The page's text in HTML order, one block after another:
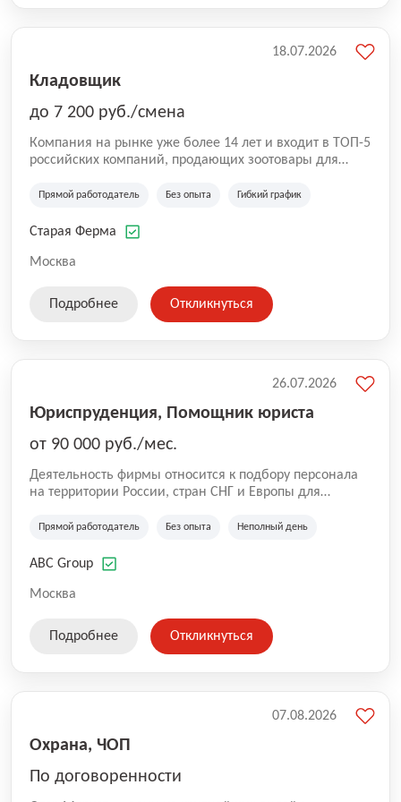
Кладовщик
до 7 200 руб./смена
Компания на рынке уже более 14 лет и входит в ТОП-5
российских компаний, продающих зоотовары для
компания владеет 5 розничными магазинами, а также
России (Wildberries, Ozon, Яндекс. Маркет и
на глобальной доставке товаров по всей территории
SKU, премиальные бренды кормов и собственные
Прямой работодатель Без опыта Гибкий график
Старая Ферма
Москва
18.07.2026
Подробнее Откликнуться
Юриспруденция, Помощник юриста
от 90 000 руб./мес.
Деятельность фирмы относится к подбору персонала
на территории России, стран СНГ и Европы для
культуре и развлечениям, информационным
Прямой работодатель Без опыта Неполный день
ABC Group
Москва
26.07.2026
Подробнее Откликнуться
Охрана, ЧОП
По договоренности
07.08.2026